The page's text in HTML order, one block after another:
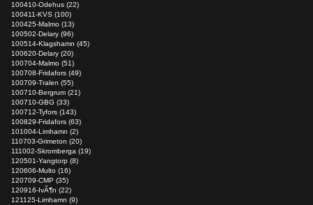
100410-Odehus (22)
100411-KVS (100)
100425-Malmo (13)
100502-Delary (96)
100514-Klagshamn (45)
100620-Delary (20)
100704-Malmo (51)
100708-Fridafors (49)
100709-Tralen (55)
100710-Bergrum (21)
100710-GBG (33)
100712-Tyfors (143)
100829-Fridafors (63)
101004-Limhamn (2)
110703-Grimeton (20)
111002-Skromberga (19)
120501-Yangtorp (8)
120606-Multo (16)
120709-CMP (35)
120916-IvÃ¶n (22)
121125-Limhamn (9)